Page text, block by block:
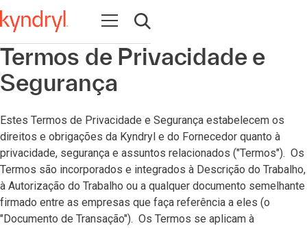
Open navigation
Open search
Termos de Privacidade e
Segurança
Estes Termos de Privacidade e Segurança estabelecem os
direitos e obrigações da Kyndryl e do Fornecedor quanto à
privacidade, segurança e assuntos relacionados ("Termos"). Os
Termos são incorporados e integrados à Descrição do Trabalho,
à Autorização do Trabalho ou a qualquer documento semelhante
firmado entre as empresas que faça referência a eles (o
"Documento de Transação"). Os Termos se aplicam à